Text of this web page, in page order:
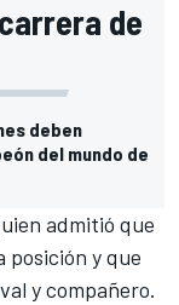
de
deben
del mundo de
admitió que
posición y que
y compañero.